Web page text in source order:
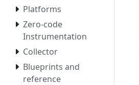
Platforms
Zero-code
Instrumentation
Collector
Blueprints and
reference